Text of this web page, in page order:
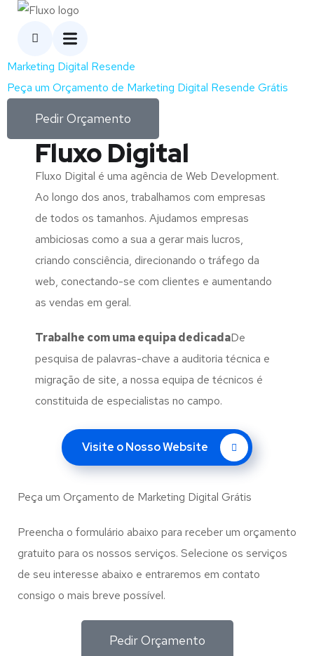
Marketing Digital Resende
Peça um Orçamento de Marketing Digital Resende Grátis
Pedir Orçamento
Fluxo Digital
Fluxo Digital é uma agência de Web Development.
Ao longo dos anos, trabalhamos com empresas
de todos os tamanhos. Ajudamos empresas
ambiciosas como a sua a gerar mais lucros,
criando consciência, direcionando o tráfego da
web, conectando-se com clientes e aumentando
as vendas em geral.
Trabalhe com umaequipa dedicadaDe
pesquisa de palavras-chave a auditoria técnica e
migração de site, a nossa equipa de técnicos é
constituida de especialistas no campo.
Visite o Nosso Website
Peça um Orçamento de Marketing Digital Grátis
Preencha o formulário abaixo para receber um orçamento
gratuito para os nossos serviços. Selecione os serviços
de seu interesse abaixo e entraremos em contato
consigo o mais breve possível.
Pedir Orçamento